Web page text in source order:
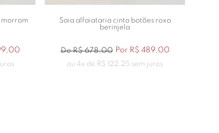
,00
Saia alfaiataria cinto botões roxo
berinjela
DeR$ 678,00 Por R$ 489,00
ou 4x de R$ 122 , 25 sem juros